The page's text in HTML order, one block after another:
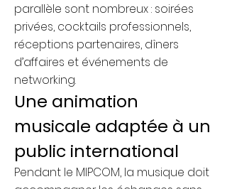
parallèle sont nombreux : soirées
privées, cocktails professionnels,
réceptions partenaires, dîners
d’affaires et événements de
networking.
Une animation
musicale adaptée à un
public international
Pendant le MIPCOM, la musique doit